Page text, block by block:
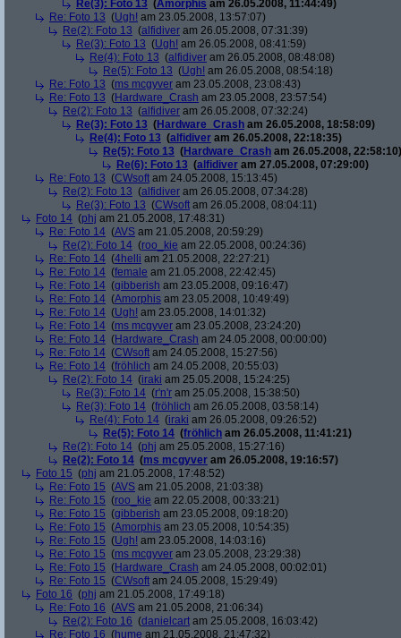
Re(3): Foto 13 (Amorphis am 26.05.2008, 11:44:49)
Re: Foto 13 (Ugh! am 23.05.2008, 13:57:07)
Re(2): Foto 13 (alfidiver am 26.05.2008, 07:31:39)
Re(3): Foto 13 (Ugh! am 26.05.2008, 08:41:59)
Re(4): Foto 13 (alfidiver am 26.05.2008, 08:48:08)
Re(5): Foto 13 (Ugh! am 26.05.2008, 08:54:18)
Re: Foto 13 (ms mcgyver am 23.05.2008, 23:08:43)
Re: Foto 13 (Hardware_Crash am 23.05.2008, 23:57:54)
Re(2): Foto 13 (alfidiver am 26.05.2008, 07:32:24)
Re(3): Foto 13 (Hardware_Crash am 26.05.2008, 18:58:09)
Re(4): Foto 13 (alfidiver am 26.05.2008, 22:18:35)
Re(5): Foto 13 (Hardware_Crash am 26.05.2008, 22:58:10)
Re(6): Foto 13 (alfidiver am 27.05.2008, 07:29:00)
Re: Foto 13 (CWsoft am 24.05.2008, 15:13:45)
Re(2): Foto 13 (alfidiver am 26.05.2008, 07:34:28)
Re(3): Foto 13 (CWsoft am 26.05.2008, 08:04:11)
Foto 14 (phj am 21.05.2008, 17:48:31)
Re: Foto 14 (AVS am 21.05.2008, 20:59:29)
Re(2): Foto 14 (roo_kie am 22.05.2008, 00:24:36)
Re: Foto 14 (4helli am 21.05.2008, 22:27:21)
Re: Foto 14 (female am 21.05.2008, 22:42:45)
Re: Foto 14 (gibberish am 23.05.2008, 09:16:47)
Re: Foto 14 (Amorphis am 23.05.2008, 10:49:49)
Re: Foto 14 (Ugh! am 23.05.2008, 14:01:32)
Re: Foto 14 (ms mcgyver am 23.05.2008, 23:24:20)
Re: Foto 14 (Hardware_Crash am 24.05.2008, 00:00:00)
Re: Foto 14 (CWsoft am 24.05.2008, 15:27:56)
Re: Foto 14 (fröhlich am 24.05.2008, 20:55:03)
Re(2): Foto 14 (iraki am 25.05.2008, 15:24:25)
Re(3): Foto 14 (r'n'r am 25.05.2008, 15:38:50)
Re(3): Foto 14 (fröhlich am 26.05.2008, 03:58:14)
Re(4): Foto 14 (iraki am 26.05.2008, 09:26:52)
Re(5): Foto 14 (fröhlich am 26.05.2008, 11:41:21)
Re(2): Foto 14 (phj am 25.05.2008, 15:27:16)
Re(2): Foto 14 (ms mcgyver am 26.05.2008, 19:16:57)
Foto 15 (phj am 21.05.2008, 17:48:52)
Re: Foto 15 (AVS am 21.05.2008, 21:03:38)
Re: Foto 15 (roo_kie am 22.05.2008, 00:33:21)
Re: Foto 15 (gibberish am 23.05.2008, 09:18:20)
Re: Foto 15 (Amorphis am 23.05.2008, 10:54:35)
Re: Foto 15 (Ugh! am 23.05.2008, 14:03:16)
Re: Foto 15 (ms mcgyver am 23.05.2008, 23:29:38)
Re: Foto 15 (Hardware_Crash am 24.05.2008, 00:02:01)
Re: Foto 15 (CWsoft am 24.05.2008, 15:29:49)
Foto 16 (phj am 21.05.2008, 17:49:18)
Re: Foto 16 (AVS am 21.05.2008, 21:06:34)
Re(2): Foto 16 (danielcart am 25.05.2008, 16:03:42)
Re: Foto 16 (hume am 21.05.2008, 21:47:32)